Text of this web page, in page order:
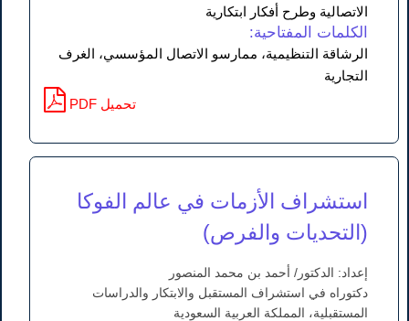
الاتصالية وطرح أفكار ابتكارية
الكلمات المفتاحية:
الرشاقة التنظيمية، ممارسو الاتصال المؤسسي، الغرف
التجارية
PDF تحميل
استشراف الأزمات في عالم الفوكا
(التحديات والفرص)
إعداد: الدكتور/ أحمد بن محمد المنصور
دكتوراه في استشراف المستقبل والابتكار والدراسات
المستقبلية، المملكة العربية السعودية